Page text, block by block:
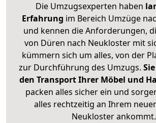
Die Umzugsexperten haben
Erfahrung im Bereich Umzüge
und kennen die Anforderungen,
von Düren nach Neukloster mit
kümmern sich um alles, von der
zur Durchführung des Umzugs.
den Transport Ihrer Möbel und
packen alles sicher ein und
alles rechtzeitig an Ihrem
Neukloster ankommt.